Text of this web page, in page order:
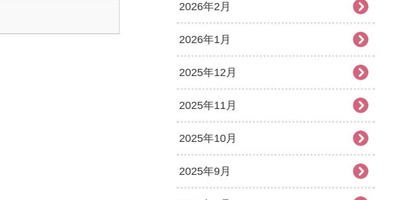
2026年2月
2026年1月
2025年12月
2025年11月
2025年10月
2025年9月